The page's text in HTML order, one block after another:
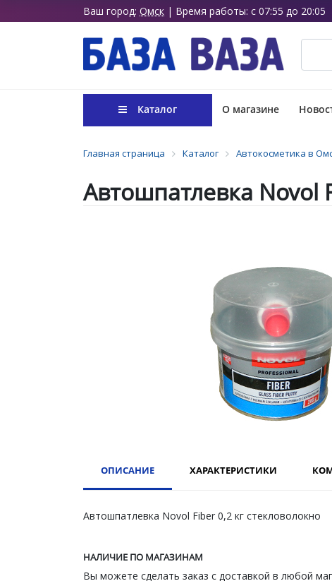
Ваш город: Омск | Время работы: с 07:55 до 20:05
Каталог О магазине
Главная страница Каталог Автокосметика в
Автошпатлевка Novol
ОПИСАНИЕ ХАРАКТЕРИСТИКИ
Автошпатлевка Novol Fiber 0,2 кг стекловолокно
НАЛИЧИЕ ПО МАГАЗИНАМ
Вы можете сделать заказ с доставкой в любой